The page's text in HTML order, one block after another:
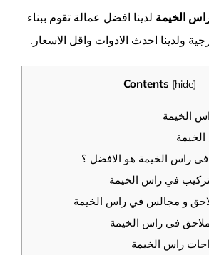
الخيمة لدينا افضل عمالة تقوم ببناء
ولدينا احدث الادوات واقل الاسعار.
Contents [hide]
الخيمة
فى راس الخيمة هو الافضل ؟
في راس الخيمة
و مجالس في راس الخيمة
في راس الخيمة
راس الخيمة